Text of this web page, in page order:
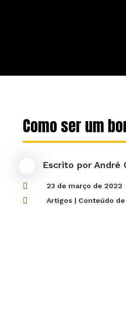
Como ser um
Escrito por André
 23 de março de 2022
 Artigos | Conteúdo